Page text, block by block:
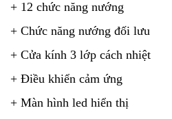
+ 12 chức năng nướng
+ Chức năng nướng đối lưu
+ Cửa kính 3 lớp cách nhiệt
+ Điều khiển cảm ứng
+ Màn hình led hiển thị